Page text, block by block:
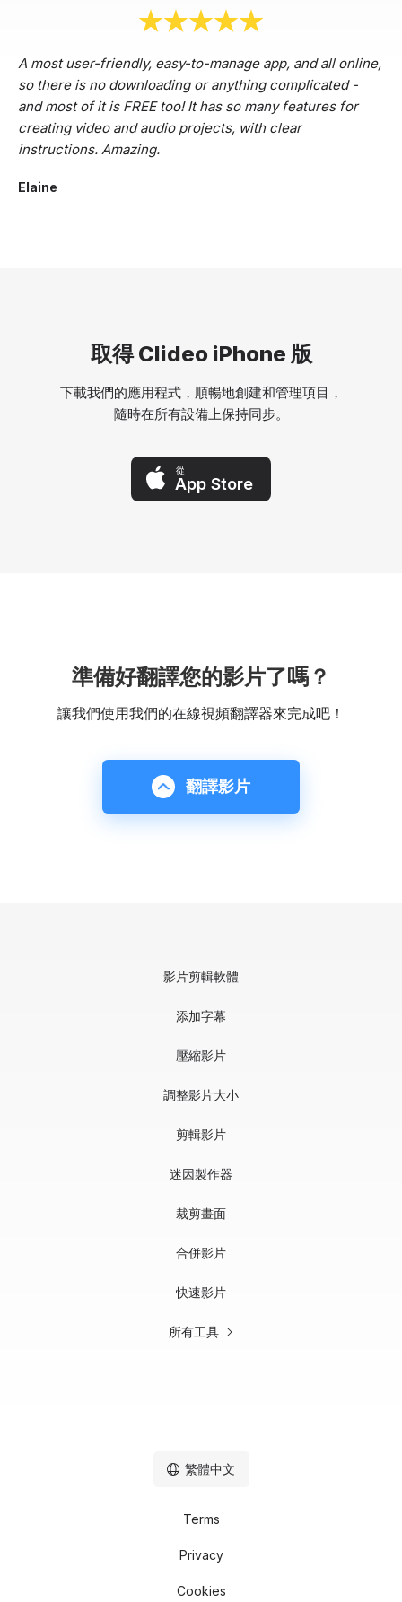
A most user-friendly, easy-to-manage app, and all online,
so there is no downloading or anything complicated -
and most of it is FREE too! It has so many features for
creating video and audio projects, with clear
instructions. Amazing.
Elaine
取得 Clideo iPhone 版
下載我們的應用程式，順暢地創建和管理項目，
隨時在所有設備上保持同步。
從
App Store
準備好翻譯您的影片了嗎？
讓我們使用我們的在線視頻翻譯器來完成吧！
翻譯影片
影片剪輯軟體
添加字幕
壓縮影片
調整影片大小
剪輯影片
迷因製作器
裁剪畫面
合併影片
快速影片
所有工具
Terms
Privacy
Cookies
繁體中文